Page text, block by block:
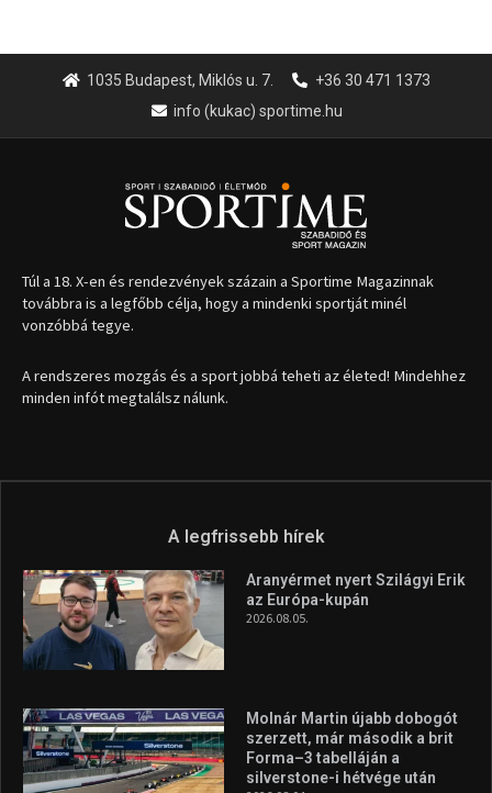
1035 Budapest, Miklós u. 7.
+36 30 471 1373
info (kukac) sportime.hu
Túl a 18. X-en és rendezvények százain a Sportime Magazinnak
továbbra is a legfőbb célja, hogy a mindenki sportját minél
vonzóbbá tegye.
A rendszeres mozgás és a sport jobbá teheti az életed! Mindehhez
minden infót megtalálsz nálunk.
A legfrissebb hírek
Aranyérmet nyert Szilágyi Erik
az Európa-kupán
2026.08.05.
Molnár Martin újabb dobogót
szerzett, már második a brit
Forma–3 tabelláján a
silverstone-i hétvége után